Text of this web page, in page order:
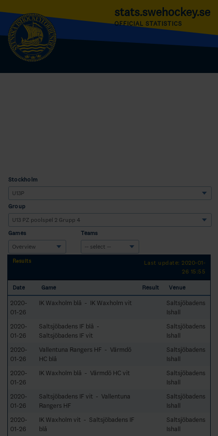
stats.swehockey.se
OFFICIAL STATISTICS
Stockholm
Group
Games Teams
Results
Last update: 2020-01-
26 15:55
Date Game Result Venue
2020-
01-26
IK Waxholm blå - IK Waxholm vit
Saltsjöbadens
Ishall
2020-
01-26
Saltsjöbadens IF blå -
Saltsjöbadens IF vit
Saltsjöbadens
Ishall
2020-
01-26
Vallentuna Rangers HF - Värmdö
HC blå
Saltsjöbadens
Ishall
2020-
01-26
IK Waxholm blå - Värmdö HC vit
Saltsjöbadens
Ishall
2020-
01-26
Saltsjöbadens IF vit - Vallentuna
Rangers HF
Saltsjöbadens
Ishall
2020-
01-26
IK Waxholm vit - Saltsjöbadens IF
blå
Saltsjöbadens
Ishall